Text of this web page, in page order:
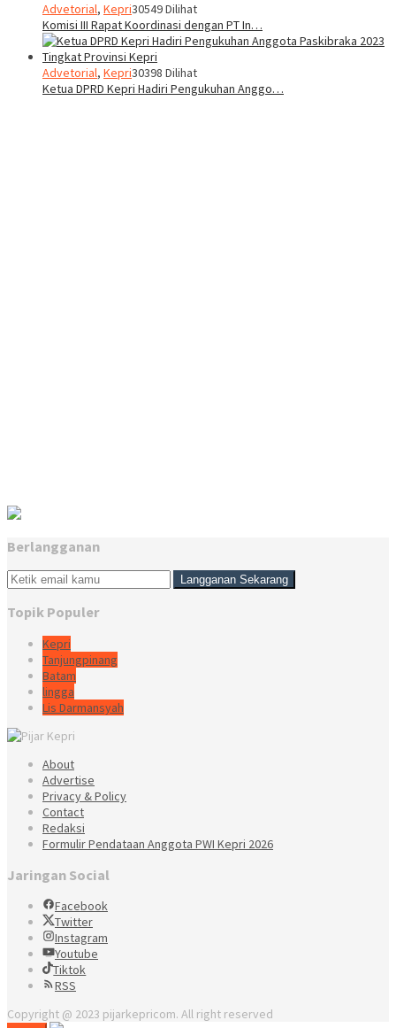
Advetorial, Kepri30549 Dilihat
Komisi III Rapat Koordinasi dengan PT In…
Advetorial, Kepri30398 Dilihat
Ketua DPRD Kepri Hadiri Pengukuhan Anggo…
Berlangganan
Topik Populer
Kepri
Tanjungpinang
Batam
lingga
Lis Darmansyah
About
Advertise
Privacy & Policy
Contact
Redaksi
Formulir Pendataan Anggota PWI Kepri 2026
Jaringan Social
Facebook
Twitter
Instagram
Youtube
Tiktok
RSS
Copyright @ 2023 pijarkepricom. All right reserved